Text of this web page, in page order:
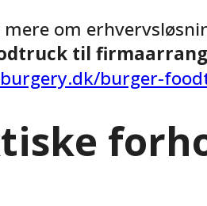
om
til
burger-